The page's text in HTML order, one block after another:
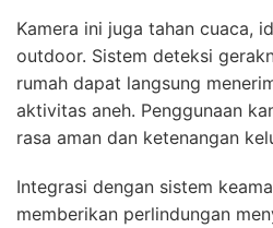
Kamera ini juga tahan cuaca,
outdoor. Sistem deteksi
rumah dapat langsung
aktivitas aneh. Penggunaan
rasa aman dan ketenangan
Integrasi dengan sistem
memberikan perlindungan